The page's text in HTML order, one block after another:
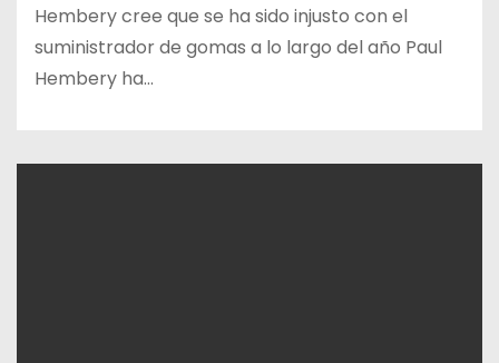
Hembery cree que se ha sido injusto con el
suministrador de gomas a lo largo del año Paul
Hembery ha…